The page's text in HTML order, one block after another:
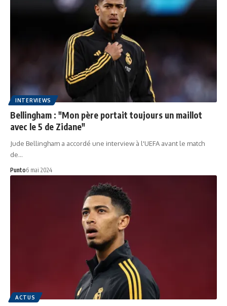
INTERVIEWS
Bellingham : "Mon père portait toujours un maillot
avec le 5 de Zidane"
Jude Bellingham a accordé une interview à l'UEFA avant le match
de…
Punto6 mai 2024
ACTUS